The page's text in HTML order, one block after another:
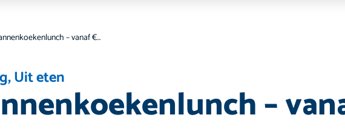
Pannenkoekenlunch – vanaf €5.- Speciaalzaak
,Uit eten
–